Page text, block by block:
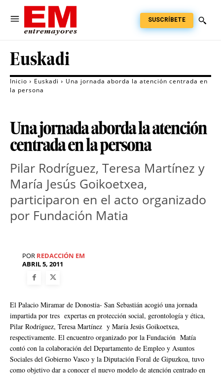
SUSCRÍBETE
Euskadi
Inicio Euskadi
Una jornada aborda la atención centrada en
la persona
Una jornada aborda la atención
centrada en la persona
Pilar Rodríguez, Teresa Martínez y
María Jesús Goikoetxea,
participaron en el acto organizado
por Fundación Matia
POR REDACCIÓN EM
ABRIL 5, 2011
El Palacio Miramar de Donostia- San Sebastián acogió una jornada
impartida por tres expertas en protección social, gerontología y ética,
Pilar Rodríguez, Teresa Martínez y María Jesús Goikoetxea,
respectivamente. El encuentro organizado por la Fundación Matía
contó con la colaboración del Departamento de Empleo y Asuntos
Sociales del Gobierno Vasco y la Diputación Foral de Gipuzkoa, tuvo
como objetivo dar a conocer el nuevo modelo de atención centrado en